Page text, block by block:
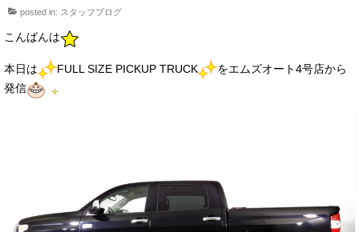
エムズオートとは
サービス・保証
トップメッセージ
posted in: スタッフブログ
こんばんは
本日は FULL SIZE PICKUP TRUCK
をエムズオート4号店から
発信